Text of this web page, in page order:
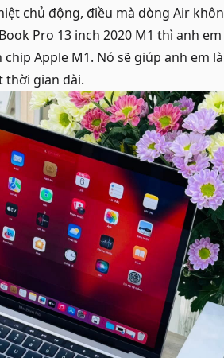
chủ động, điều mà dòng Air
Pro 13 inch 2020 M1 thì anh
Apple M1. Nó sẽ giúp anh em
thời gian dài.